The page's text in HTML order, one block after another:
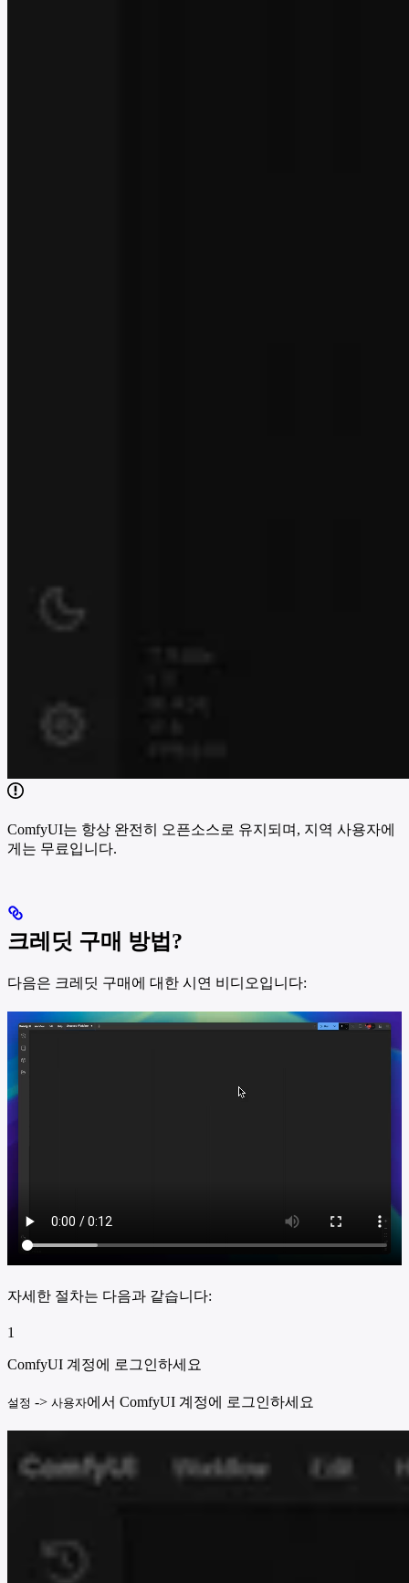
ComfyUI는 항상 완전히 오픈소스로 유지되며, 지역 사용자에
게는 무료입니다.
크레딧 구매 방법?
다음은 크레딧 구매에 대한 시연 비디오입니다:
자세한 절차는 다음과 같습니다:
1
ComfyUI 계정에 로그인하세요
설정 -> 사용자에서 ComfyUI 계정에 로그인하세요